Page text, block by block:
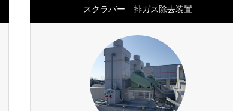
スクラバー 排ガス除去装置